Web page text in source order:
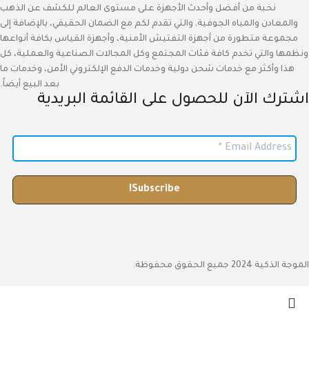
نخبة من أفضل وأحدث الأجهزة على مستوى العالم للكشف عن الذهب
والمعادن والمياه الجوفية, والتي تقدم لكم مع الضمان الحقيقي، بالإضافة إلى
مجموعة متطورة من أجهزة التفتيش الأمنية، وأجهزة القياس بكافة أنواعها
ونظمها والتي تخدم كافة فئات المجتمع وكل المجالات الصناعية والعملية، كل
هذا وأكثر مع خدمات شحن دولية وخدمات الدفع الإلكتروني الأمن، وخدمات ما
بعد البيع أيضاً.
اشترك الآن للحصول على القائمة البريدية
الموجة الذكية 2024 جميع الحقوق محفوظة.